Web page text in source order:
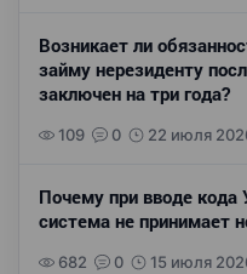
Возникает ли
займу нерезиденту
заключен на три года?
109 0 22 июля
Почему при вводе кода
система не принимает
682 0 15 июля